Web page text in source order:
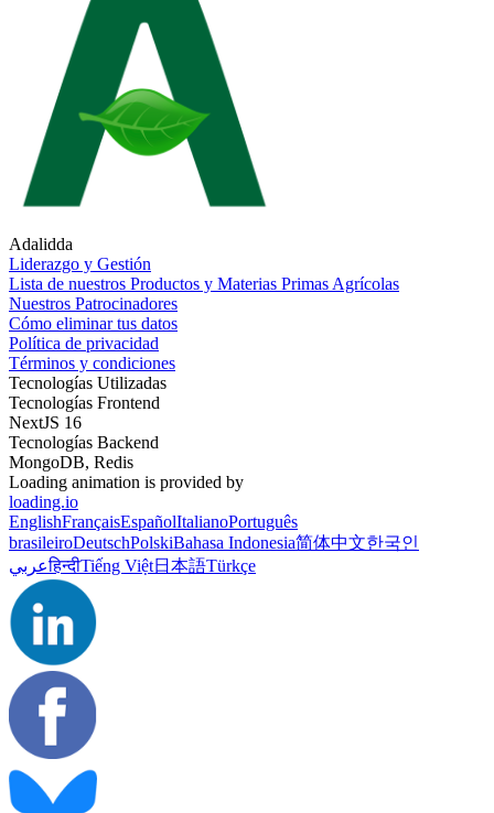
Adalidda
Liderazgo y Gestión
Lista de nuestros Productos y Materias Primas Agrícolas
Nuestros Patrocinadores
Cómo eliminar tus datos
Política de privacidad
Términos y condiciones
Tecnologías Utilizadas
Tecnologías Frontend
NextJS 16
Tecnologías Backend
MongoDB, Redis
Loading animation is provided by
loading.io
EnglishFrançaisEspañolItalianoPortuguês
brasileiroDeutschPolskiBahasa Indonesia简体中文한국인
عربيहिन्दीTiếng Việt日本語Türkçe